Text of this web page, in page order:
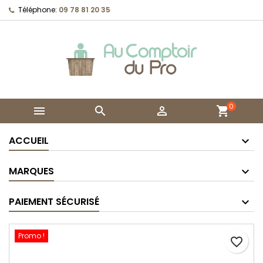
Téléphone: 09 78 81 20 35
   shopping_cart0
ACCUEIL
MARQUES
PAIEMENT SÉCURISÉ
favorite_border
Promo !